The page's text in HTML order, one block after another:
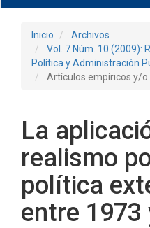
Inicio
Archivos
Vol. 7 Núm. 10 (2009):
Política y Administración
Artículos empíricos y/
La
realismo
política
entre 1973